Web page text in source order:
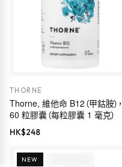
THORNE
Thorne, 維他命 B12（甲鈷胺），
60 粒膠囊（每粒膠囊 1 毫克）
HK$248
NEW